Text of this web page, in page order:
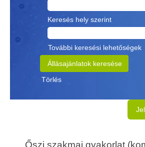
Keresés hely szerint
További keresési lehetőségek
Törlés
Őszi szakmai gyakorlat